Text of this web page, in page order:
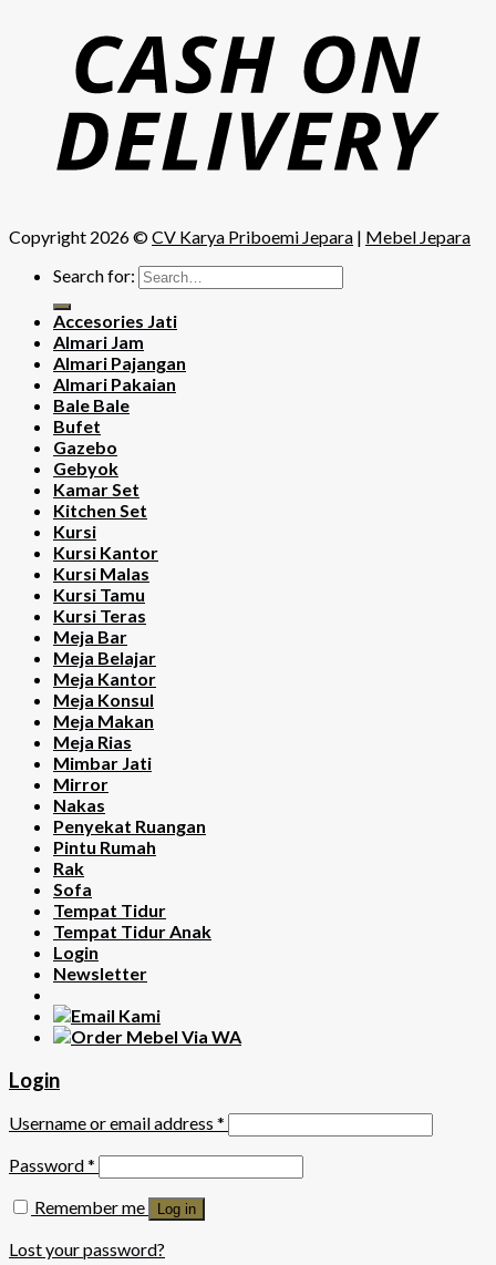
Copyright 2026 ©CV Karya Priboemi Jepara | Mebel Jepara
Search for:
Accesories Jati
Almari Jam
Almari Pajangan
Almari Pakaian
Bale Bale
Bufet
Gazebo
Gebyok
Kamar Set
Kitchen Set
Kursi
Kursi Kantor
Kursi Malas
Kursi Tamu
Kursi Teras
Meja Bar
Meja Belajar
Meja Kantor
Meja Konsul
Meja Makan
Meja Rias
Mimbar Jati
Mirror
Nakas
Penyekat Ruangan
Pintu Rumah
Rak
Sofa
Tempat Tidur
Tempat Tidur Anak
Login
Newsletter
Login
Username or email address *
Password*
Remember me
Log in
Lost your password?